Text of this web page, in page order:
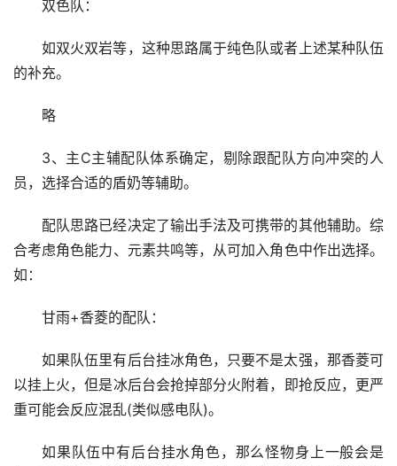
双色队：
如双火双岩等，这种思路属于纯色队或者上述某种队伍
的补充。
略
3、主C主辅配队体系确定，剔除跟配队方向冲突的人
员，选择合适的盾奶等辅助。
配队思路已经决定了输出手法及可携带的其他辅助。综
合考虑角色能力、元素共鸣等，从可加入角色中作出选择。
如：
甘雨+香菱的配队：
如果队伍里有后台挂冰角色，只要不是太强，那香菱可
以挂上火，但是冰后台会抢掉部分火附着，即抢反应，更严
重可能会反应混乱(类似感电队)。
如果队伍中有后台挂水角色，那么怪物身上一般会是